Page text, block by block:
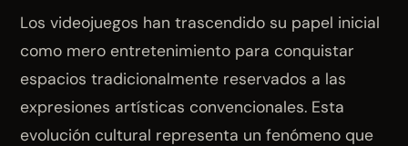
Los videojuegos han trascendido su papel inicial
como mero entretenimiento para conquistar
espacios tradicionalmente reservados a las
expresiones artísticas convencionales. Esta
evolución cultural representa un fenómeno que